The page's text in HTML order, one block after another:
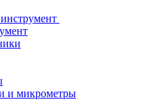
и микрометры